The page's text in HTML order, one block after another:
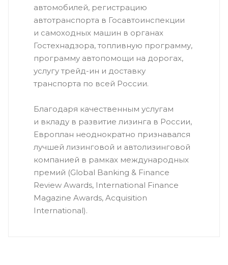
автомобилей, регистрацию
автотранспорта в Госавтоинспекции
и самоходных машин в органах
Гостехнадзора, топливную программу,
программу автопомощи на дорогах,
услугу трейд-ин и доставку
транспорта по всей России.
Благодаря качественным услугам
и вкладу в развитие лизинга в России,
Европлан неоднократно признавался
лучшей лизинговой и автолизинговой
компанией в рамках международных
премий (Global Banking & Finance
Review Awards, International Finance
Magazine Awards, Acquisition
International).